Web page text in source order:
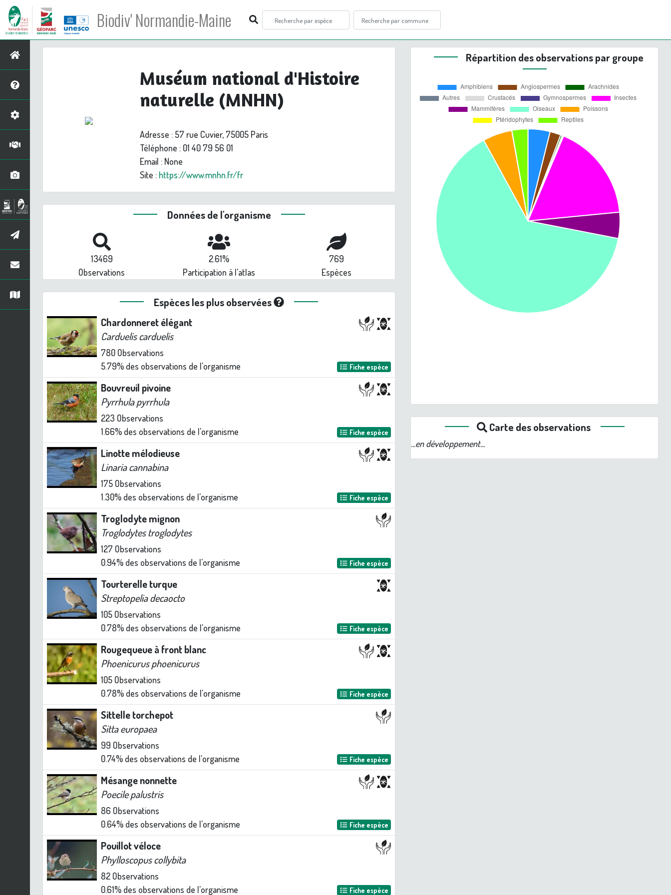
Biodiv' Normandie-Maine
Muséum national d'Histoire
naturelle (MNHN)
Adresse : 57 rue Cuvier, 75005 Paris
Téléphone : 01 40 79 56 01
Email : None
Site : https://www.mnhn.fr/fr
Données de l'organisme
13469
Observations
2.61%
Participation à l'atlas
769
Espèces
Espèces les plus observées
Chardonneret élégant
Carduelis carduelis
780 Observations
5.79% des observations de l'organisme Fiche espèce
Bouvreuil pivoine
Pyrrhula pyrrhula
223 Observations
1.66% des observations de l'organisme Fiche espèce
Linotte mélodieuse
Linaria cannabina
175 Observations
1.30% des observations de l'organisme Fiche espèce
Troglodyte mignon
Troglodytes troglodytes
127 Observations
0.94% des observations de l'organisme Fiche espèce
Tourterelle turque
Streptopelia decaocto
105 Observations
0.78% des observations de l'organisme Fiche espèce
Rougequeue à front blanc
Phoenicurus phoenicurus
105 Observations
0.78% des observations de l'organisme Fiche espèce
Sittelle torchepot
Sitta europaea
99 Observations
0.74% des observations de l'organisme Fiche espèce
Mésange nonnette
Poecile palustris
86 Observations
0.64% des observations de l'organisme Fiche espèce
Pouillot véloce
Phylloscopus collybita
82 Observations
0.61% des observations de l'organisme Fiche espèce
Répartition des observations par groupe
Carte des observations
...en développement...